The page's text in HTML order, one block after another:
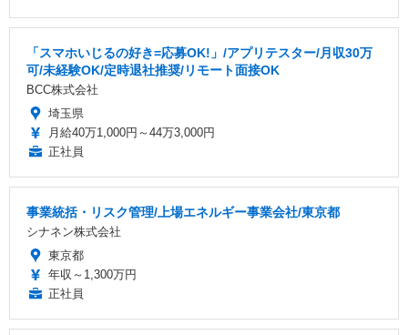
「スマホいじるの好き=応募OK!」/アプリテスター/月収30万
可/未経験OK/定時退社推奨/リモート面接OK
BCC株式会社
埼玉県
月給40万1,000円～44万3,000円
正社員
事業統括・リスク管理/上場エネルギー事業会社/東京都
シナネン株式会社
東京都
年収～1,300万円
正社員